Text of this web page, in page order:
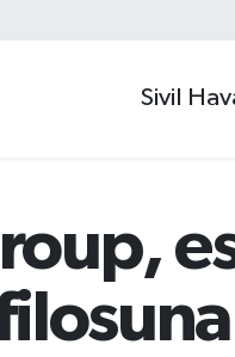
Sivil